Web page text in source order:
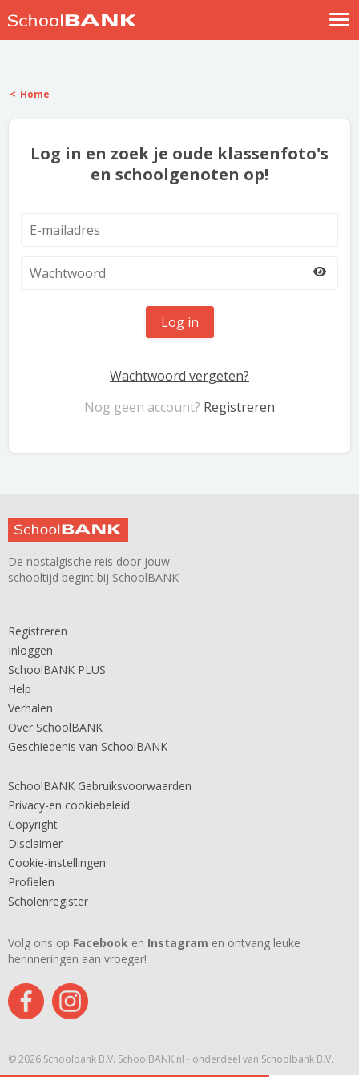
Help
Home
Log in en zoek je oude klassenfoto's
en schoolgenoten op!
Log in
Wachtwoord vergeten?
Nog geen account? Registreren
De nostalgische reis door jouw
schooltijd begint bij SchoolBANK
Registreren
Inloggen
SchoolBANK PLUS
Help
Verhalen
Over SchoolBANK
Geschiedenis van SchoolBANK
SchoolBANK Gebruiksvoorwaarden
Privacy-en cookiebeleid
Copyright
Disclaimer
Cookie-instellingen
Profielen
Scholenregister
Volg ons op Facebook en Instagram en ontvang leuke
herinneringen aan vroeger!
© 2026 Schoolbank B.V. SchoolBANK.nl - onderdeel van Schoolbank B.V.